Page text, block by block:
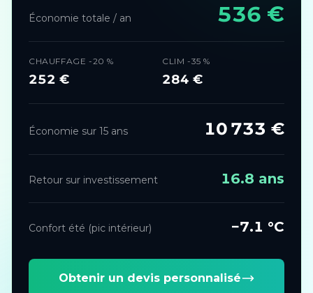
Économie totale / an 536 €
CHAUFFAGE -20 %
252 €
CLIM -35 %
284 €
Économie sur 15 ans 10 733 €
Retour sur investissement 16.8 ans
Confort été (pic intérieur) −7.1 °C
Obtenir un devis personnalisé